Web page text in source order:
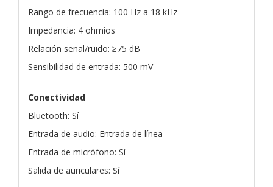
Rango de frecuencia: 100 Hz a 18 kHz
Impedancia: 4 ohmios
Relación señal/ruido: ≥75 dB
Sensibilidad de entrada: 500 mV
Conectividad
Bluetooth: Sí
Entrada de audio: Entrada de línea
Entrada de micrófono: Sí
Salida de auriculares: Sí